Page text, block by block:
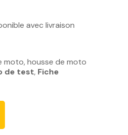
avec livraison
moto, housse de moto
de test, Fiche